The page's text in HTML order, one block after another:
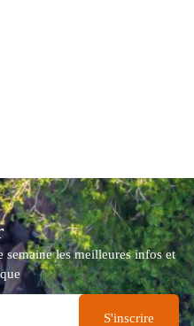
les meilleures infos et